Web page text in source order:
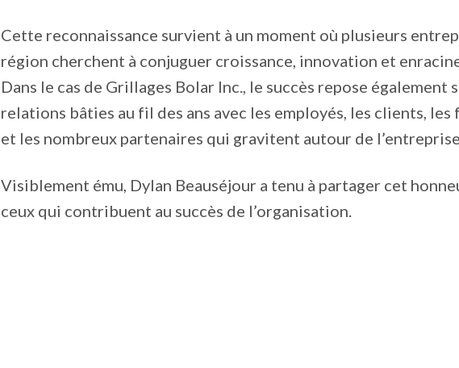
Cette reconnaissance survient à un moment où plusieurs
région cherchent à conjuguer croissance, innovation et
Dans le cas de Grillages Bolar Inc., le succès repose également
relations bâties au fil des ans avec les employés, les clients, les
et les nombreux partenaires qui gravitent autour de
Visiblement ému, Dylan Beauséjour a tenu à partager cet
ceux qui contribuent au succès de l’organisation.